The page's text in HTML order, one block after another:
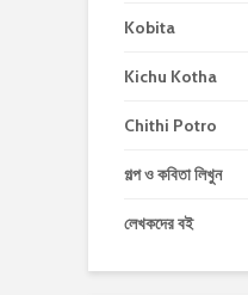
Kobita
Kichu Kotha
Chithi Potro
গল্প ও কবিতা লিখুন
লেখকদের বই